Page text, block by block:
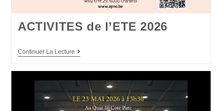
ACTIVITES de l’ETE 2026
Continuer La Lecture